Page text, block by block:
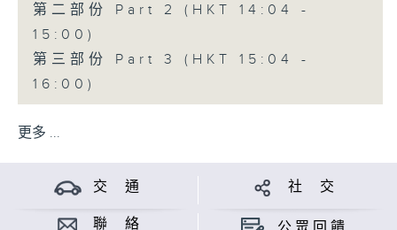
第二部份 Part 2 (HKT 14:04 -
15:00)
第三部份 Part 3 (HKT 15:04 -
16:00)
更多 ...
交 通 社 交
聯 絡